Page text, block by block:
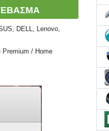
DELL, Lenovo,
Premium / Home